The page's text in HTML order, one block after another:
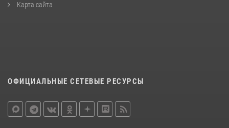
Карта сайта
ОФИЦИАЛЬНЫЕ СЕТЕВЫЕ РЕСУРСЫ